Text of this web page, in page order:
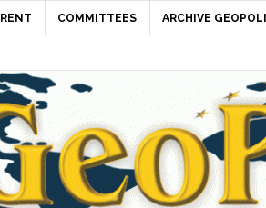
COMMITTEES ARCHIVE